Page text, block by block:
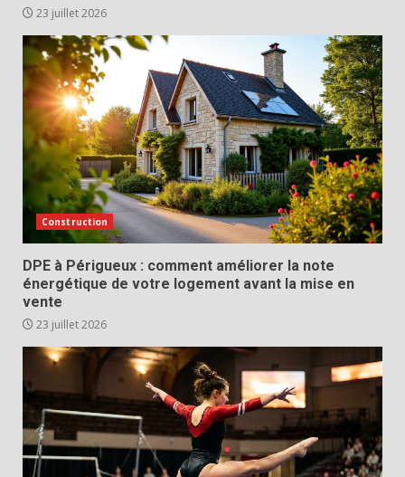
23 juillet 2026
Construction
DPE à Périgueux : comment améliorer la note
énergétique de votre logement avant la mise en
vente
23 juillet 2026